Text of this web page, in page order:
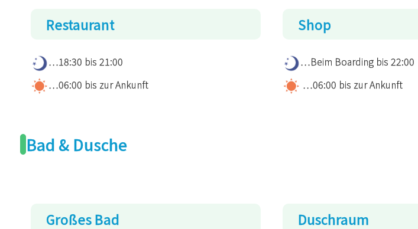
Restaurant
…18:30 bis 21:00
…06:00 bis zur Ankunft
Shop
…Beim Boarding bis 22:00
…06:00 bis zur Ankunft
Bad & Dusche
Großes Bad Duschraum